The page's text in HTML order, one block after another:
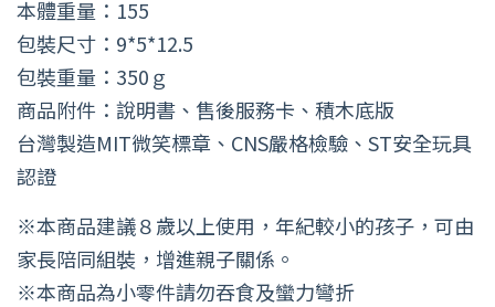
本體重量：155
包裝尺寸：9*5*12.5
包裝重量：350ｇ
商品附件：說明書、售後服務卡、積木底版
台灣製造MIT微笑標章、CNS嚴格檢驗、ST安全玩具
認證
※本商品建議８歲以上使用，年紀較小的孩子，可由
家長陪同組裝，增進親子關係。
※本商品為小零件請勿吞食及蠻力彎折